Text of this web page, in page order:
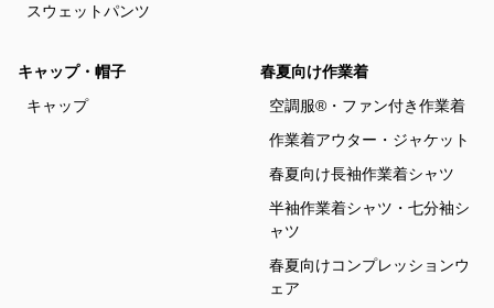
スウェットパンツ
キャップ・帽子
キャップ
春夏向け作業着
空調服®・ファン付き作業着
作業着アウター・ジャケット
春夏向け長袖作業着シャツ
半袖作業着シャツ・七分袖シ
ャツ
春夏向けコンプレッションウ
ェア